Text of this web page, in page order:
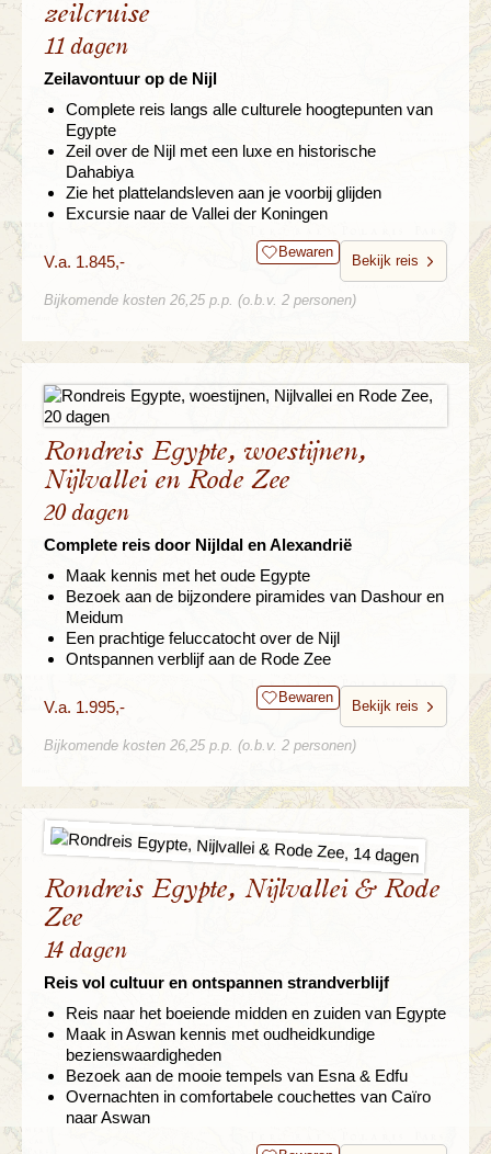
zeilcruise
11 dagen
Zeilavontuur op de Nijl
Complete reis langs alle culturele hoogtepunten van
Egypte
Zeil over de Nijl met een luxe en historische
Dahabiya
Zie het plattelandsleven aan je voorbij glijden
Excursie naar de Vallei der Koningen
V.a. 1.845,- Bewaren
Bekijk reis
Bijkomende kosten 26,25 p.p. (o.b.v. 2 personen)
Rondreis Egypte, woestijnen,
Nijlvallei en Rode Zee
20 dagen
Complete reis door Nijldal en Alexandrië
Maak kennis met het oude Egypte
Bezoek aan de bijzondere piramides van Dashour en
Meidum
Een prachtige feluccatocht over de Nijl
Ontspannen verblijf aan de Rode Zee
V.a. 1.995,- Bewaren
Bekijk reis
Bijkomende kosten 26,25 p.p. (o.b.v. 2 personen)
Rondreis Egypte, Nijlvallei & Rode
Zee
14 dagen
Reis vol cultuur en ontspannen strandverblijf
Reis naar het boeiende midden en zuiden van Egypte
Maak in Aswan kennis met oudheidkundige
bezienswaardigheden
Bezoek aan de mooie tempels van Esna & Edfu
Overnachten in comfortabele couchettes van Caïro
naar Aswan